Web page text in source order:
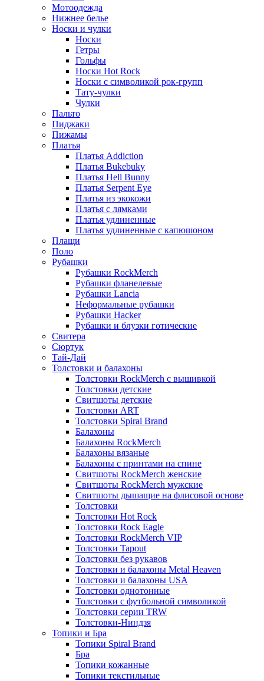
Мотоодежда
Нижнее белье
Носки и чулки
Носки
Гетры
Гольфы
Носки Hot Rock
Носки с символикой рок-групп
Тату-чулки
Чулки
Пальто
Пиджаки
Пижамы
Платья
Платья Addiction
Платья Bukebuky
Платья Hell Bunny
Платья Serpent Eye
Платья из экокожи
Платья с лямками
Платья удлиненные
Платья удлиненные с капюшоном
Плащи
Поло
Рубашки
Рубашки RockMerch
Рубашки фланелевые
Рубашки Lancia
Неформальные рубашки
Рубашки Hacker
Рубашки и блузки готические
Свитера
Сюртук
Тай-Дай
Толстовки и балахоны
Толстовки RockMerch с вышивкой
Толстовки детские
Свитшоты детские
Толстовки ART
Толстовки Spiral Brand
Балахоны
Балахоны RockMerch
Балахоны вязаные
Балахоны с принтами на спине
Свитшоты RockMerch женские
Свитшоты RockMerch мужские
Свитшоты дышащие на флисовой основе
Толстовки
Толстовки Hot Rock
Толстовки Rock Eagle
Толстовки RockMerch VIP
Толстовки Tapout
Толстовки без рукавов
Толстовки и балахоны Metal Heaven
Толстовки и балахоны USA
Толстовки однотонные
Толстовки с футбольной символикой
Толстовки серии TRW
Толстовки-Ниндзя
Топики и Бра
Топики Spiral Brand
Бра
Топики кожанные
Топики текстильные